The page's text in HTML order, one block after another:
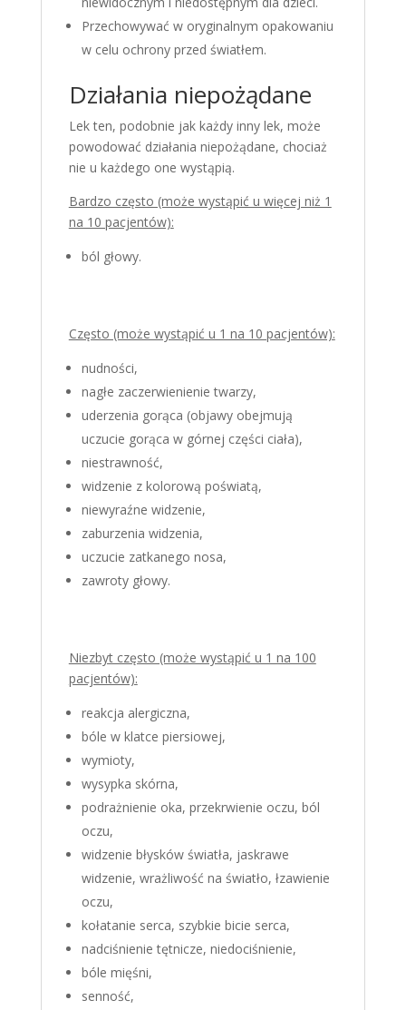
Przechowywać w oryginalnym opakowaniu
w celu ochrony przed światłem.
Działania niepożądane
Lek ten, podobnie jak każdy inny lek, może
powodować działania niepożądane, chociaż
nie u każdego one wystąpią.
Bardzo często (może wystąpić u więcej niż 1
na 10 pacjentów):
ból głowy.
Często (może wystąpić u 1 na 10 pacjentów):
nudności,
nagłe zaczerwienienie twarzy,
uderzenia gorąca (objawy obejmują
uczucie gorąca w górnej części ciała),
niestrawność,
widzenie z kolorową poświatą,
niewyraźne widzenie,
zaburzenia widzenia,
uczucie zatkanego nosa,
zawroty głowy.
Niezbyt często (może wystąpić u 1 na 100
pacjentów):
reakcja alergiczna,
bóle w klatce piersiowej,
wymioty,
wysypka skórna,
podrażnienie oka, przekrwienie oczu, ból
oczu,
widzenie błysków światła, jaskrawe
widzenie, wrażliwość na światło, łzawienie
oczu,
kołatanie serca, szybkie bicie serca,
nadciśnienie tętnicze, niedociśnienie,
bóle mięśni,
senność,